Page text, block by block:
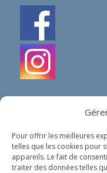
Pour offrir les meilleures
telles que les cookies pour
appareils. Le fait de
traiter des données telles
IN SHORT